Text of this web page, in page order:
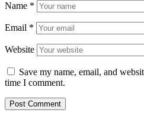
Name *
Email *
Website
Save my name, email, and
time I comment.